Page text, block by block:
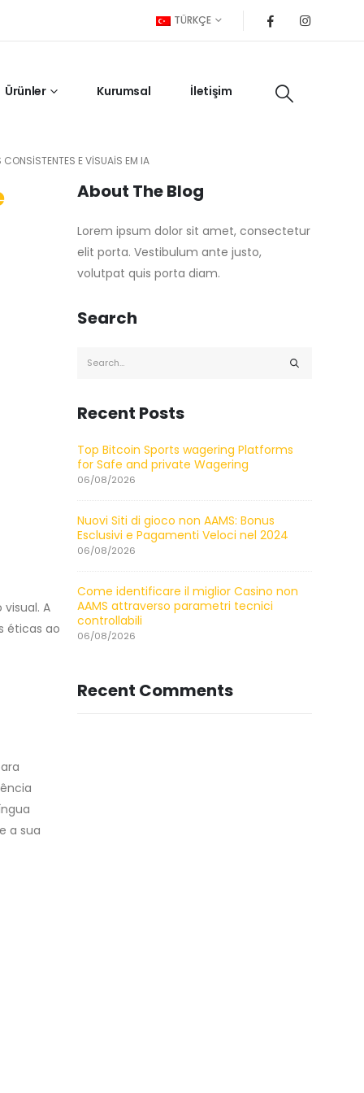
TÜRKÇE
Ürünler Kurumsal İletişim
E VISUAIS EM IA
A
éticas ao
a sua
About The Blog
Lorem ipsum dolor sit amet, consectetur
elit porta. Vestibulum ante justo,
volutpat quis porta diam.
Search
Recent Posts
Top Bitcoin Sports wagering Platforms
for Safe and private Wagering
06/08/2026
Nuovi Siti di gioco non AAMS: Bonus
Esclusivi e Pagamenti Veloci nel 2024
06/08/2026
Come identificare il miglior Casino non
AAMS attraverso parametri tecnici
controllabili
06/08/2026
Recent Comments